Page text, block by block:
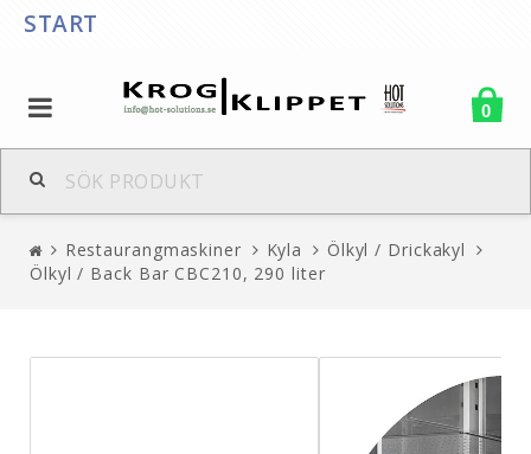
START
0
Restaurangmaskiner Kyla
Ölkyl / Drickakyl
Ölkyl / Back Bar CBC210, 290 liter